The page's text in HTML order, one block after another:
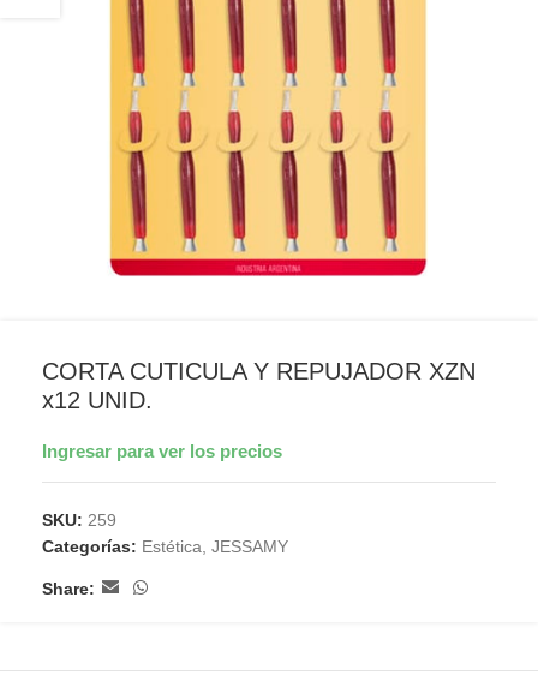
CORTA CUTICULA Y REPUJADOR XZN
x12 UNID.
Ingresar para ver los precios
SKU: 259
Categorías: Estética JESSAMY
Share: